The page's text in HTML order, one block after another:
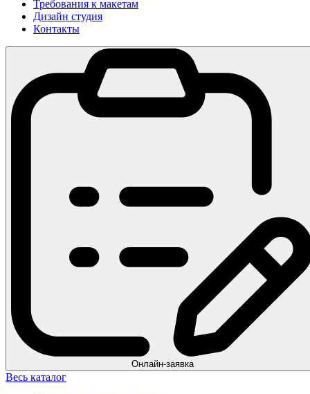
Требования к макетам
Дизайн студия
Контакты
Онлайн-заявка
Весь каталог